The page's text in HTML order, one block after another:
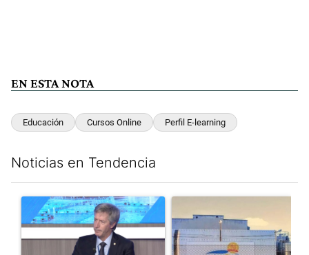
EN ESTA NOTA
Educación Cursos Online Perfil E-learning
Noticias en Tendencia
Un artículo de tendencia con el título "El Banco Central no